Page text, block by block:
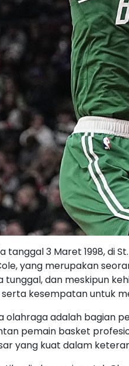
3 Maret 1998, di
yang merupakan
tunggal, dan meskipun
kesempatan untuk
olahraga adalah bagian
pemain basket
yang kuat dalam